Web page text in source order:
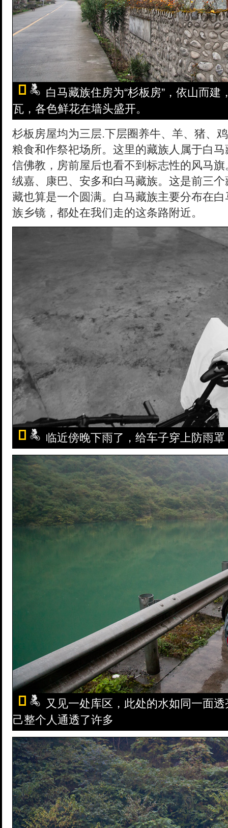
白马藏族住房为“杉板房”，依山而建
瓦，各色鲜花在墙头盛开。
杉板房屋均为三层.下层圈养牛、羊、猪、
粮食和作祭祀场所。这里的藏族人属于白
信佛教，房前屋后也看不到标志性的风马
绒嘉、康巴、安多和白马藏族。这是前三
藏也算是一个圆满。白马藏族主要分布在
族乡镜，都处在我们走的这条路附近。
临近傍晚下雨了，给车子穿上防雨
又见一处库区，此处的水如同一面
己整个人通透了许多